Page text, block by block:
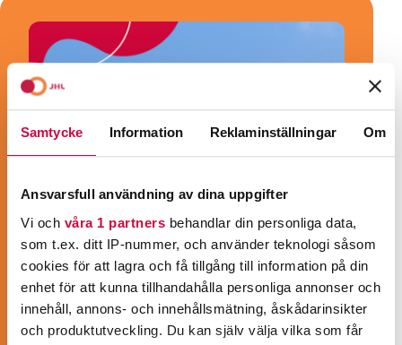
Samtycke Information Reklaminställningar Om
Ansvarsfull användning av dina uppgifter
Vi och våra 1 partners behandlar din personliga data,
som t.ex. ditt IP-nummer, och använder teknologi såsom
cookies för att lagra och få tillgång till information på din
enhet för att kunna tillhandahålla personliga annonser och
innehåll, annons- och innehållsmätning, åskådarinsikter
och produktutveckling. Du kan själv välja vilka som får